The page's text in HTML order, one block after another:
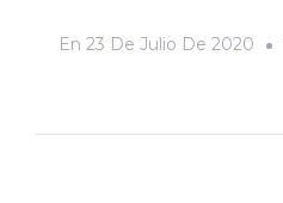
En 23 De Julio De 2020